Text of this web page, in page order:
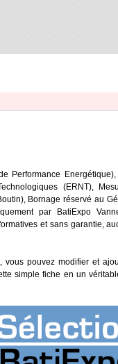
Performance
(ERNT),
Bornage réservé au
par BatiExpo
et sans garantie,
vous pouvez modifier et
simple fiche en un